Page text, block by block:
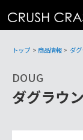
テ
トップ > 商品情報> ダ
DOUG
ダグラウ